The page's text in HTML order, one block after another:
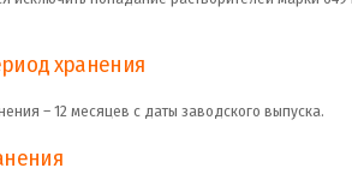
хранения
– 12 месяцев с даты заводского выпуска.